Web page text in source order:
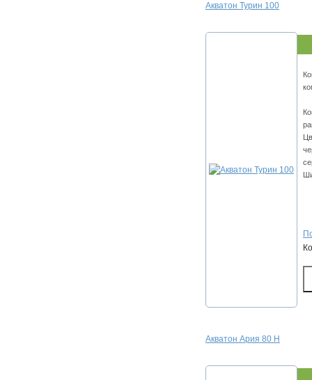
Акватон Турин 100
Акватон Ария 80 Н